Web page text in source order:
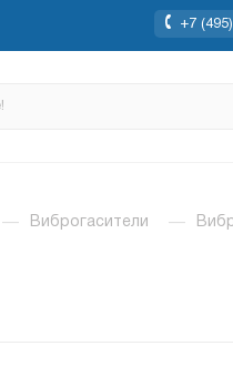
+7
— Виброгасители —